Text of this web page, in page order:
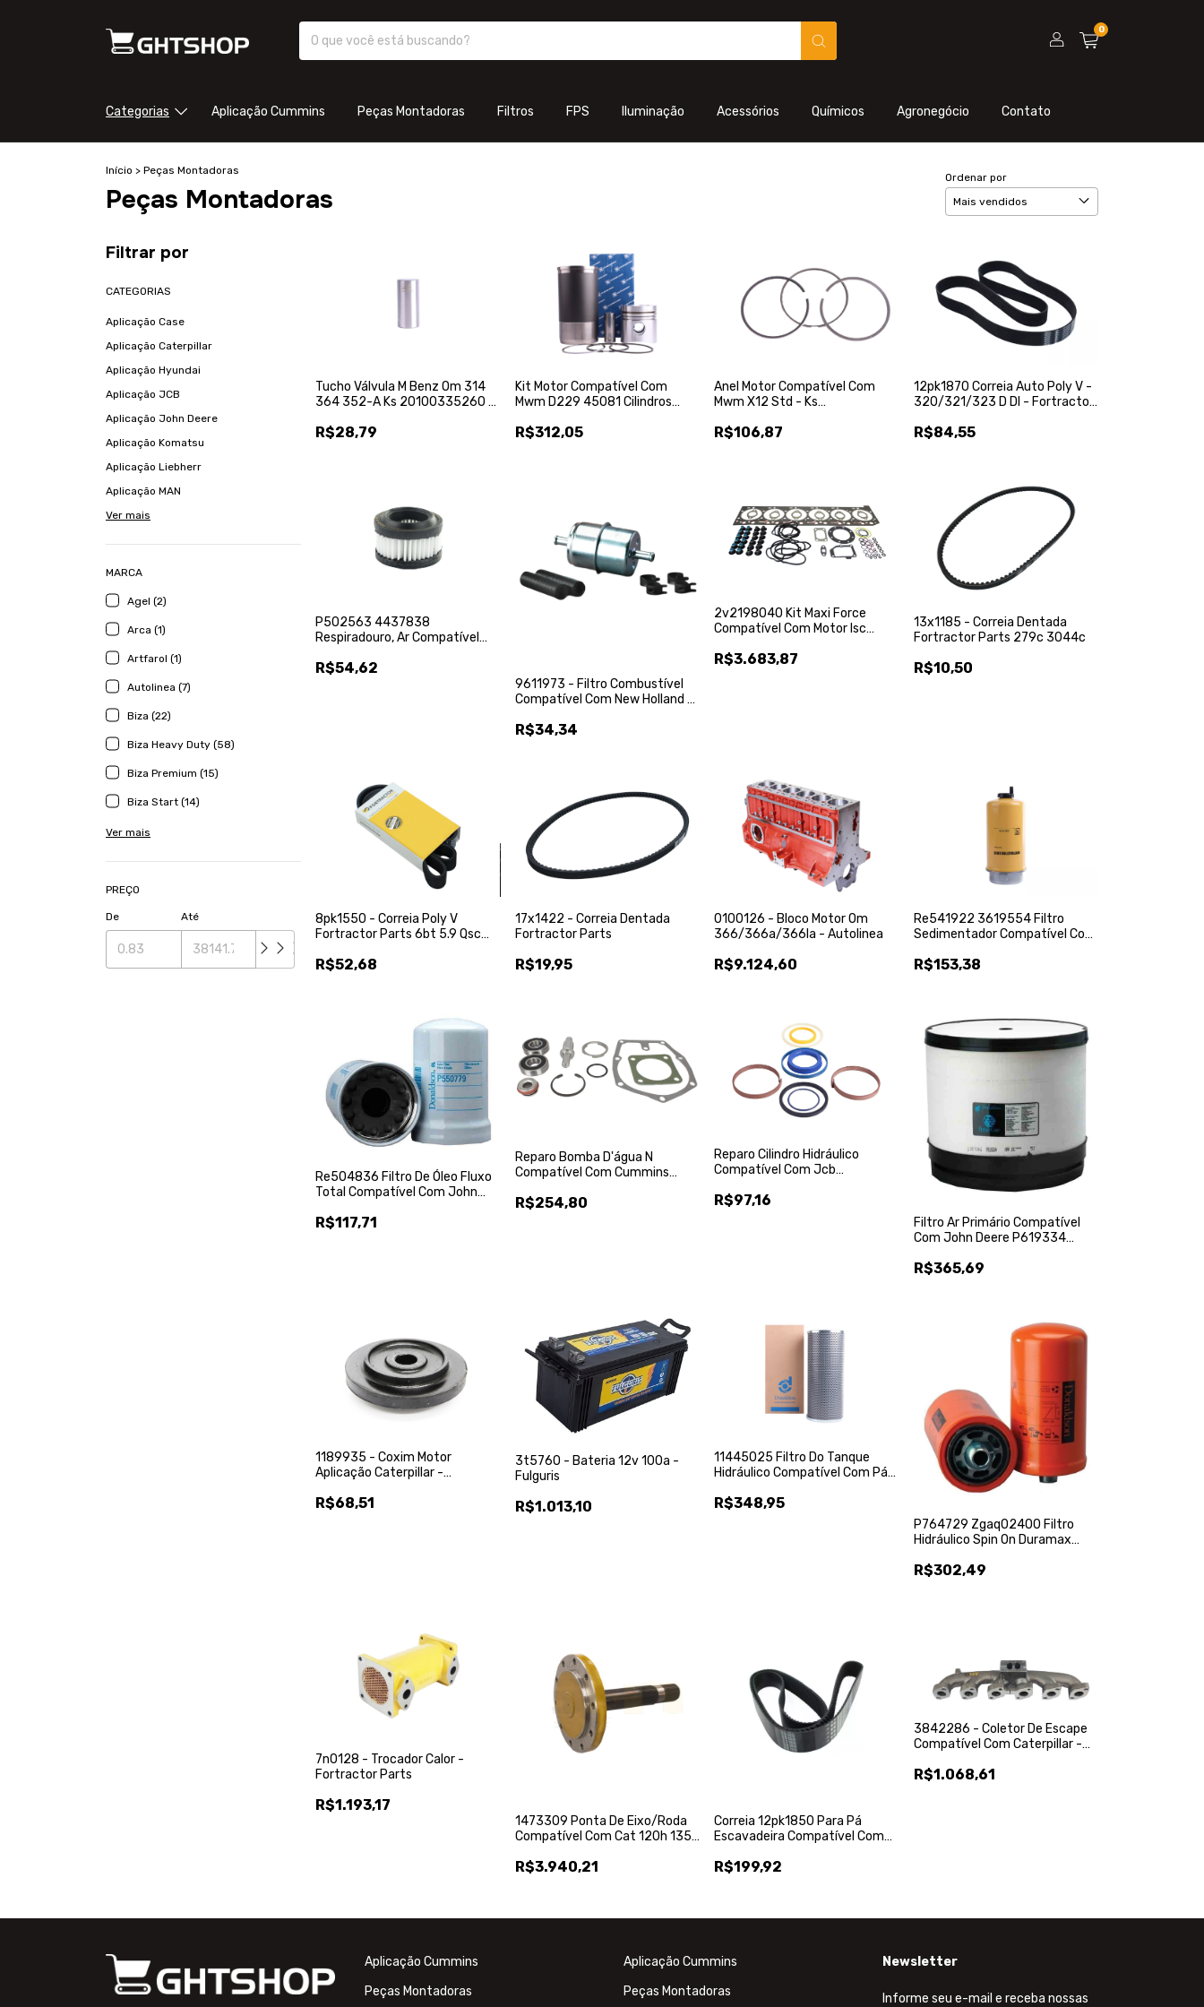
0
Categorias Aplicação Cummins Peças Montadoras Filtros FPS Iluminação Acessórios Químicos Agronegócio Contato
Início > Peças Montadoras
Peças Montadoras
Ordenar por
Filtrar por
CATEGORIAS
Aplicação Case
Aplicação Caterpillar
Aplicação Hyundai
Aplicação JCB
Aplicação John Deere
Aplicação Komatsu
Aplicação Liebherr
Aplicação MAN
Ver mais
MARCA
Agel (2)
Arca (1)
Artfarol (1)
Autolinea (7)
Biza (22)
Biza Heavy Duty (58)
Biza Premium (15)
Biza Start (14)
Ver mais
PREÇO
De Até
Tucho Válvula M Benz Om 314
364 352-A Ks 20100335260 -
R$28,79
Kit Motor Compatível Com
Mwm D229 45081 Cilindros
R$312,05
Anel Motor Compatível Com
Mwm X12 Std - Ks
R$106,87
12pk1870 Correia Auto Poly V -
320/321/323 D Dl - Fortractor
R$84,55
P502563 4437838
Respiradouro, Ar Compatível
R$54,62
9611973 - Filtro Combustível
Compatível Com New Holland -
R$34,34
2v2198040 Kit Maxi Force
Compatível Com Motor Isc
Fortractor Parts
R$3.683,87
13x1185 - Correia Dentada
Fortractor Parts 279c 3044c
R$10,50
8pk1550 - Correia Poly V
Fortractor Parts 6bt 5.9 Qsc
R$52,68
17x1422 - Correia Dentada
Fortractor Parts
R$19,95
0100126 - Bloco Motor Om
366/366a/366la - Autolinea
R$9.124,60
Re541922 3619554 Filtro
Sedimentador Compatível Com
Parts
R$153,38
Re504836 Filtro De Óleo Fluxo
Total Compatível Com John
R$117,71
Reparo Bomba D'água N
Compatível Com Cummins
R$254,80
Reparo Cilindro Hidráulico
Compatível Com Jcb
Intertec
R$97,16
Filtro Ar Primário Compatível
Com John Deere P619334
R$365,69
1189935 - Coxim Motor
Aplicação Caterpillar -
R$68,51
3t5760 - Bateria 12v 100a -
Fulguris
R$1.013,10
11445025 Filtro Do Tanque
Hidráulico Compatível Com Pá
R$348,95
P764729 Zgaq02400 Filtro
Hidráulico Spin On Duramax
R$302,49
7n0128 - Trocador Calor -
Fortractor Parts
R$1.193,17
1473309 Ponta De Eixo/Roda
Compatível Com Cat 120h 135h
R$3.940,21
Correia 12pk1850 Para Pá
Escavadeira Compatível Com
R$199,92
3842286 - Coletor De Escape
Compatível Com Caterpillar -
R$1.068,61
Aplicação Cummins
Peças Montadoras
Aplicação Cummins
Peças Montadoras
Newsletter
Informe seu e-mail e receba nossas